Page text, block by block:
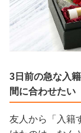
3日前の急な入
間に合わせたい
友人から「入籍